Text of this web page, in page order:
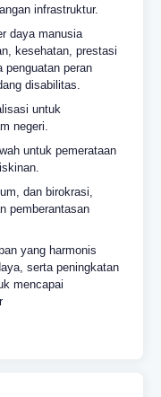
infrastruktur.
daya manusia
kesehatan, prestasi
penguatan peran
disabilitas.
untuk
negeri.
untuk pemerataan
dan birokrasi,
pemberantasan
yang harmonis
serta peningkatan
mencapai